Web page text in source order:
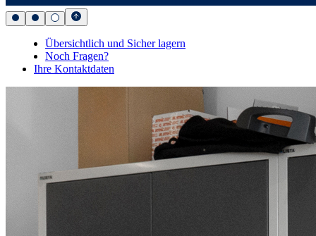
Übersichtlich und Sicher lagern
Noch Fragen?
Ihre Kontaktdaten